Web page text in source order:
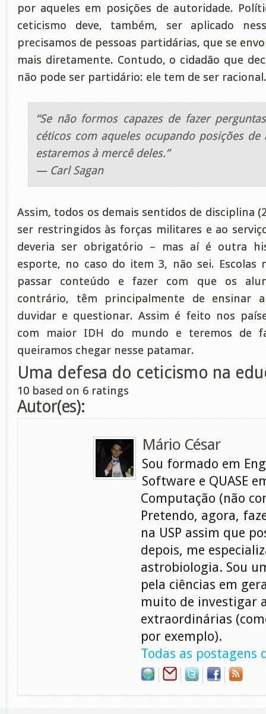
por aqueles em posições de autoridade.
ceticismo deve, também, ser aplicado
precisamos de pessoas partidárias, que se
mais diretamente. Contudo, o cidadão que
não pode ser partidário: ele tem de ser racional.
“Se não formos capazes de fazer
céticos com aqueles ocupando posições de
estaremos à mercê deles.”
— Carl Sagan
Assim, todos os demais sentidos de disciplina
ser restringidos às forças militares e ao
deveria ser obrigatório – mas aí é outra
esporte, no caso do item 3, não sei. Escolas
passar conteúdo e fazer com que os
contrário, têm principalmente de ensinar
duvidar e questionar. Assim é feito nos
com maior IDH do mundo e teremos de
queiramos chegar nesse patamar.
Uma defesa do ceticismo na
10 based on 6 ratings
Autor(es):
Mário César
Sou formado em
Software e QUASE
Computação (não
Pretendo, agora,
na USP assim que
depois, me
astrobiologia. Sou
pela ciências em
muito de investigar
extraordinárias
por exemplo).
Todas as postagens